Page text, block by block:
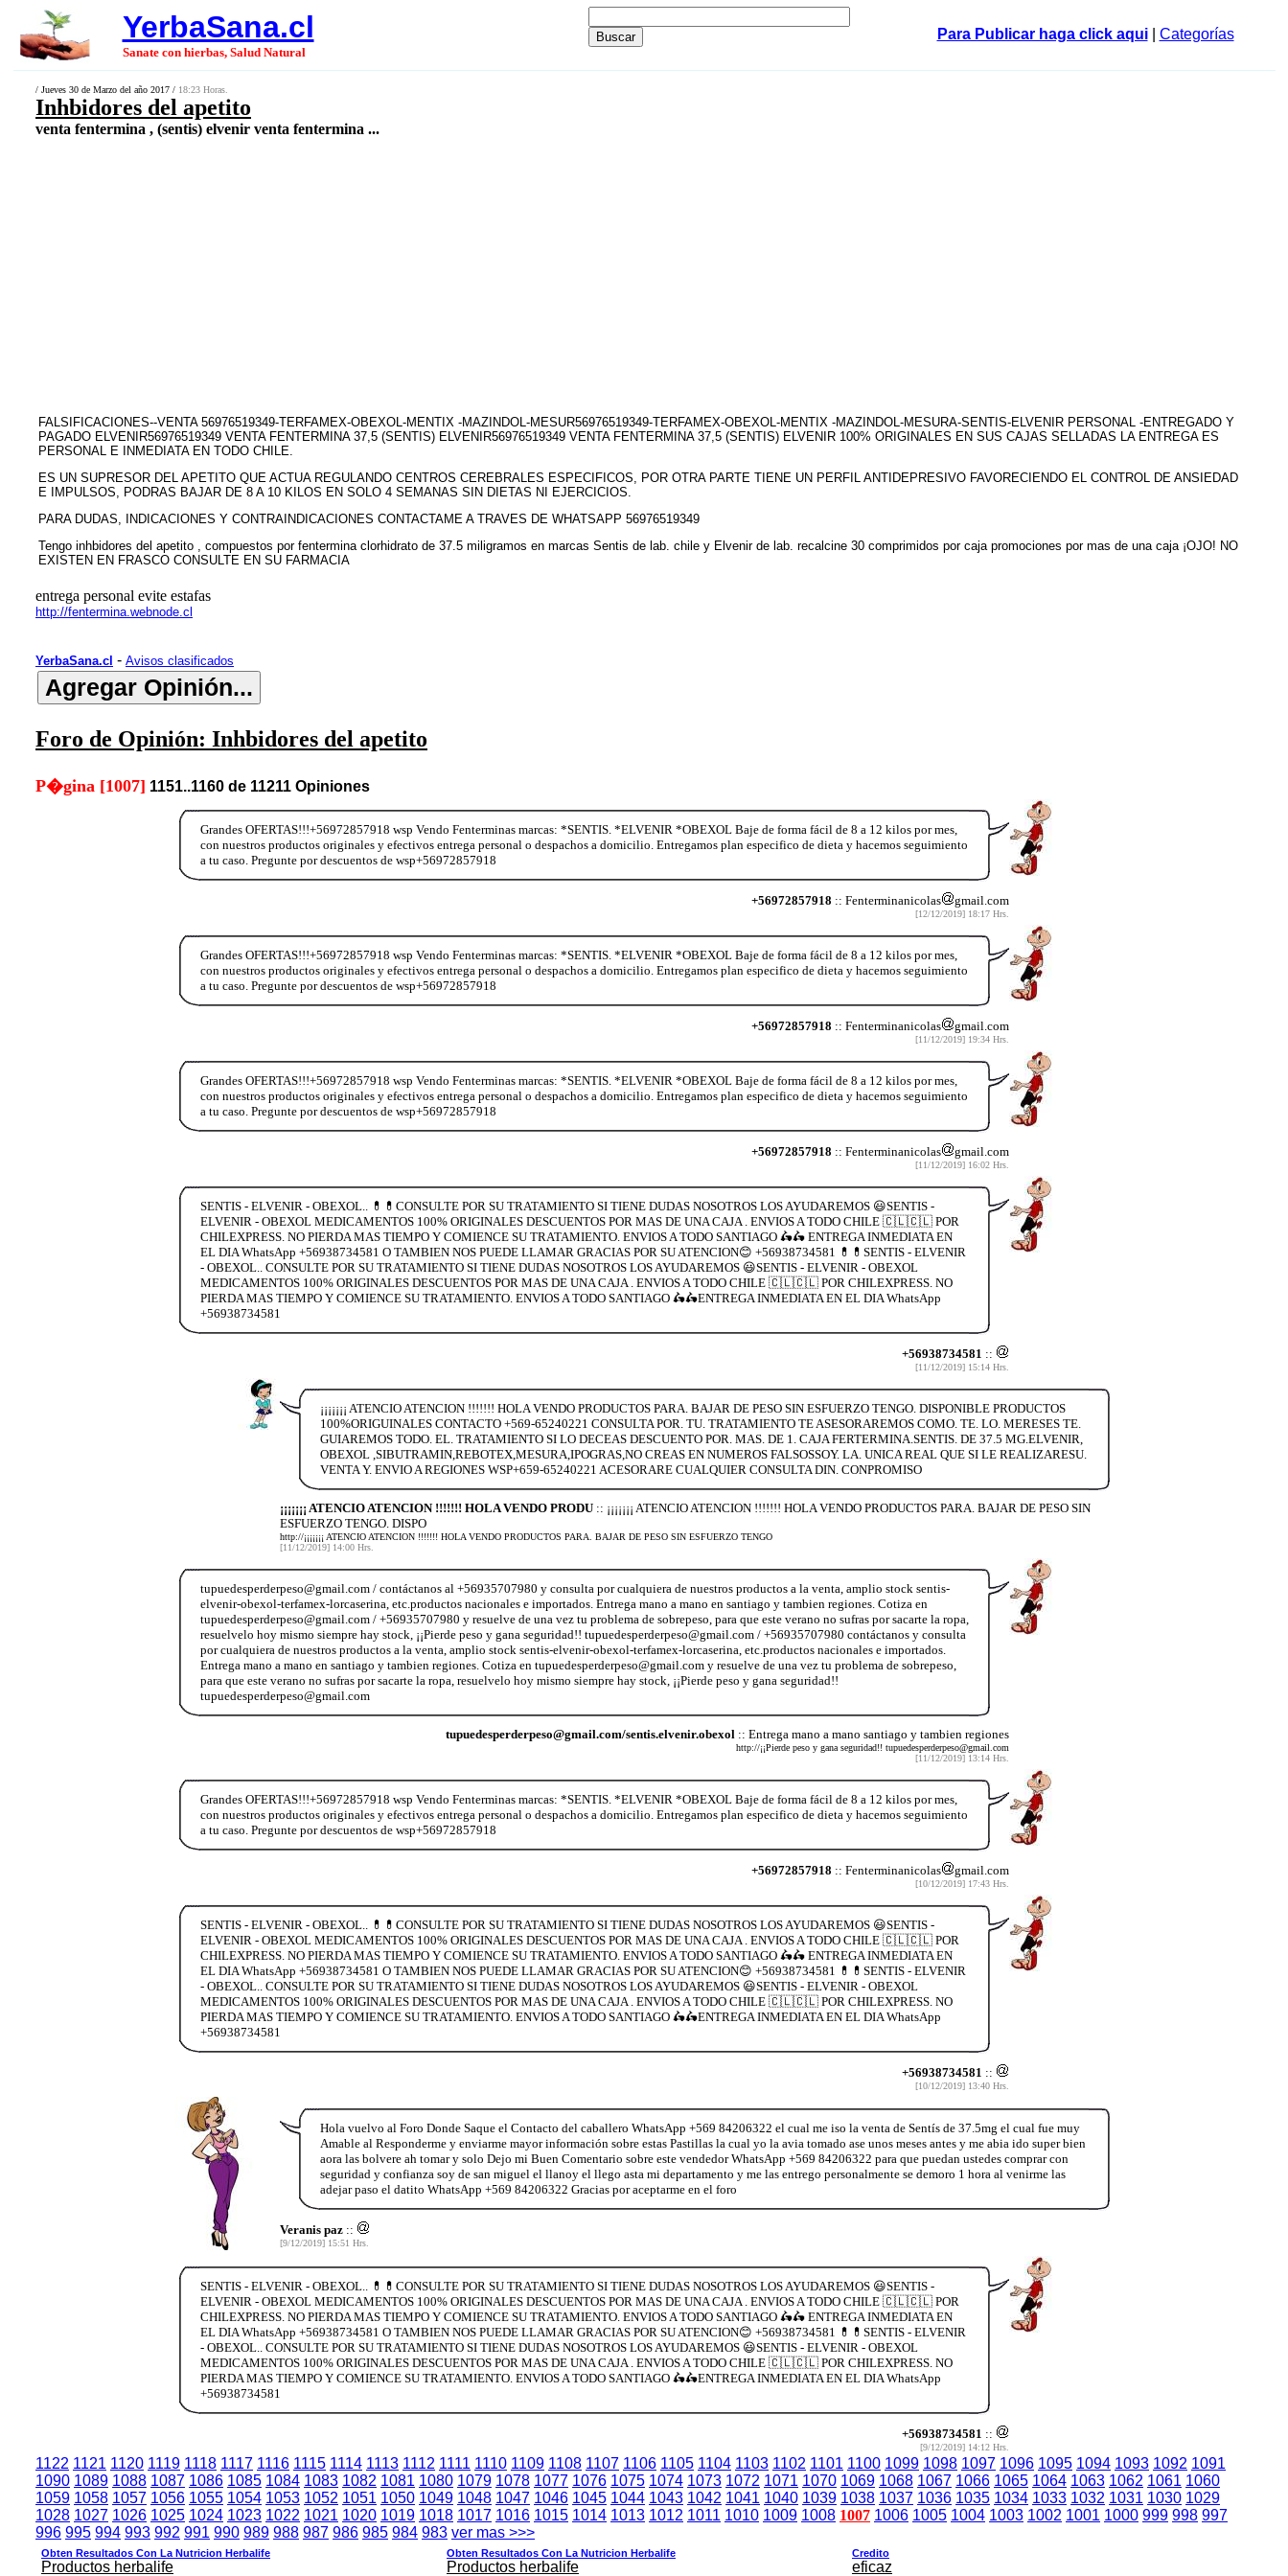
YerbaSana.cl
Sanate con hierbas, Salud Natural
Para Publicar haga click aqui| Categorías
/ Jueves 30 de Marzo del año 2017 / 18:23 Horas.
Inhbidores del apetito
venta fentermina , (sentis) elvenir venta fentermina ...
FALSIFICACIONES--VENTA 56976519349-TERFAMEX-OBEXOL-MENTIX -MAZINDOL-MESUR56976519349-TERFAMEX-OBEXOL-MENTIX -MAZINDOL-MESURA-SENTIS-ELVENIR PERSONAL -ENTREGADO Y
PAGADO ELVENIR56976519349 VENTA FENTERMINA 37,5 (SENTIS) ELVENIR56976519349 VENTA FENTERMINA 37,5 (SENTIS) ELVENIR 100% ORIGINALES EN SUS CAJAS SELLADAS LA ENTREGA ES
PERSONAL E INMEDIATA EN TODO CHILE.
ES UN SUPRESOR DEL APETITO QUE ACTUA REGULANDO CENTROS CEREBRALES ESPECIFICOS, POR OTRA PARTE TIENE UN PERFIL ANTIDEPRESIVO FAVORECIENDO EL CONTROL DE ANSIEDAD
E IMPULSOS, PODRAS BAJAR DE 8 A 10 KILOS EN SOLO 4 SEMANAS SIN DIETAS NI EJERCICIOS.
PARA DUDAS, INDICACIONES Y CONTRAINDICACIONES CONTACTAME A TRAVES DE WHATSAPP 56976519349
Tengo inhbidores del apetito , compuestos por fentermina clorhidrato de 37.5 miligramos en marcas Sentis de lab. chile y Elvenir de lab. recalcine 30 comprimidos por caja promociones por mas de una caja ¡OJO! NO
EXISTEN EN FRASCO CONSULTE EN SU FARMACIA
entrega personal evite estafas
http://fentermina.webnode.cl
YerbaSana.cl - Avisos clasificados
Foro de Opinión: Inhbidores del apetito
P�gina [1007] 1151..1160 de 11211 Opiniones
Grandes OFERTAS!!!+56972857918 wsp Vendo Fenterminas marcas: *SENTIS. *ELVENIR *OBEXOL Baje de forma fácil de 8 a 12 kilos por mes,
con nuestros productos originales y efectivos entrega personal o despachos a domicilio. Entregamos plan especifico de dieta y hacemos seguimiento
a tu caso. Pregunte por descuentos de wsp+56972857918
+56972857918 :: Fenterminanicolas gmail.com
[12/12/2019] 18:17 Hrs.
Grandes OFERTAS!!!+56972857918 wsp Vendo Fenterminas marcas: *SENTIS. *ELVENIR *OBEXOL Baje de forma fácil de 8 a 12 kilos por mes,
con nuestros productos originales y efectivos entrega personal o despachos a domicilio. Entregamos plan especifico de dieta y hacemos seguimiento
a tu caso. Pregunte por descuentos de wsp+56972857918
+56972857918 :: Fenterminanicolas gmail.com
[11/12/2019] 19:34 Hrs.
Grandes OFERTAS!!!+56972857918 wsp Vendo Fenterminas marcas: *SENTIS. *ELVENIR *OBEXOL Baje de forma fácil de 8 a 12 kilos por mes,
con nuestros productos originales y efectivos entrega personal o despachos a domicilio. Entregamos plan especifico de dieta y hacemos seguimiento
a tu caso. Pregunte por descuentos de wsp+56972857918
+56972857918 :: Fenterminanicolas gmail.com
[11/12/2019] 16:02 Hrs.
SENTIS - ELVENIR - OBEXOL.. 💊💊CONSULTE POR SU TRATAMIENTO SI TIENE DUDAS NOSOTROS LOS AYUDAREMOS 😃SENTIS -
ELVENIR - OBEXOL MEDICAMENTOS 100% ORIGINALES DESCUENTOS POR MAS DE UNA CAJA . ENVIOS A TODO CHILE 🇨🇱🇨🇱 POR
CHILEXPRESS. NO PIERDA MAS TIEMPO Y COMIENCE SU TRATAMIENTO. ENVIOS A TODO SANTIAGO 🛵🛵 ENTREGA INMEDIATA EN
EL DIA WhatsApp +56938734581 O TAMBIEN NOS PUEDE LLAMAR GRACIAS POR SU ATENCION😊 +56938734581 💊💊SENTIS - ELVENIR
- OBEXOL.. CONSULTE POR SU TRATAMIENTO SI TIENE DUDAS NOSOTROS LOS AYUDAREMOS 😃SENTIS - ELVENIR - OBEXOL
MEDICAMENTOS 100% ORIGINALES DESCUENTOS POR MAS DE UNA CAJA . ENVIOS A TODO CHILE 🇨🇱🇨🇱 POR CHILEXPRESS. NO
PIERDA MAS TIEMPO Y COMIENCE SU TRATAMIENTO. ENVIOS A TODO SANTIAGO 🛵🛵ENTREGA INMEDIATA EN EL DIA WhatsApp
+56938734581
+56938734581 ::
[11/12/2019] 15:14 Hrs.
¡¡¡¡¡¡¡ ATENCIO ATENCION !!!!!!! HOLA VENDO PRODUCTOS PARA. BAJAR DE PESO SIN ESFUERZO TENGO. DISPONIBLE PRODUCTOS
100%ORIGUINALES CONTACTO +569-65240221 CONSULTA POR. TU. TRATAMIENTO TE ASESORAREMOS COMO. TE. LO. MERESES TE.
GUIAREMOS TODO. EL. TRATAMIENTO SI LO DECEAS DESCUENTO POR. MAS. DE 1. CAJA FERTERMINA.SENTIS. DE 37.5 MG.ELVENIR,
OBEXOL ,SIBUTRAMIN,REBOTEX,MESURA,IPOGRAS,NO CREAS EN NUMEROS FALSOSSOY. LA. UNICA REAL QUE SI LE REALIZARESU.
VENTA Y. ENVIO A REGIONES WSP+659-65240221 ACESORARE CUALQUIER CONSULTA DIN. CONPROMISO
¡¡¡¡¡¡¡ ATENCIO ATENCION !!!!!!! HOLA VENDO PRODU:: ¡¡¡¡¡¡¡ ATENCIO ATENCION !!!!!!! HOLA VENDO PRODUCTOS PARA. BAJAR DE PESO SIN
ESFUERZO TENGO. DISPO
http://¡¡¡¡¡¡¡ ATENCIO ATENCION !!!!!!! HOLA VENDO PRODUCTOS PARA. BAJAR DE PESO SIN ESFUERZO TENGO
[11/12/2019] 14:00 Hrs.
tupuedesperderpeso@gmail.com / contáctanos al +56935707980 y consulta por cualquiera de nuestros productos a la venta, amplio stock sentis-
elvenir-obexol-terfamex-lorcaserina, etc.productos nacionales e importados. Entrega mano a mano en santiago y tambien regiones. Cotiza en
tupuedesperderpeso@gmail.com / +56935707980 y resuelve de una vez tu problema de sobrepeso, para que este verano no sufras por sacarte la ropa,
resuelvelo hoy mismo siempre hay stock, ¡¡Pierde peso y gana seguridad!! tupuedesperderpeso@gmail.com / +56935707980 contáctanos y consulta
por cualquiera de nuestros productos a la venta, amplio stock sentis-elvenir-obexol-terfamex-lorcaserina, etc.productos nacionales e importados.
Entrega mano a mano en santiago y tambien regiones. Cotiza en tupuedesperderpeso@gmail.com y resuelve de una vez tu problema de sobrepeso,
para que este verano no sufras por sacarte la ropa, resuelvelo hoy mismo siempre hay stock, ¡¡Pierde peso y gana seguridad!!
tupuedesperderpeso@gmail.com
tupuedesperderpeso@gmail.com/sentis.elvenir.obexol :: Entrega mano a mano santiago y tambien regiones
http://¡¡Pierde peso y gana seguridad!! tupuedesperderpeso@gmail.com
[11/12/2019] 13:14 Hrs.
Grandes OFERTAS!!!+56972857918 wsp Vendo Fenterminas marcas: *SENTIS. *ELVENIR *OBEXOL Baje de forma fácil de 8 a 12 kilos por mes,
con nuestros productos originales y efectivos entrega personal o despachos a domicilio. Entregamos plan especifico de dieta y hacemos seguimiento
a tu caso. Pregunte por descuentos de wsp+56972857918
+56972857918 :: Fenterminanicolas gmail.com
[10/12/2019] 17:43 Hrs.
SENTIS - ELVENIR - OBEXOL.. 💊💊CONSULTE POR SU TRATAMIENTO SI TIENE DUDAS NOSOTROS LOS AYUDAREMOS 😃SENTIS -
ELVENIR - OBEXOL MEDICAMENTOS 100% ORIGINALES DESCUENTOS POR MAS DE UNA CAJA . ENVIOS A TODO CHILE 🇨🇱🇨🇱 POR
CHILEXPRESS. NO PIERDA MAS TIEMPO Y COMIENCE SU TRATAMIENTO. ENVIOS A TODO SANTIAGO 🛵🛵 ENTREGA INMEDIATA EN
EL DIA WhatsApp +56938734581 O TAMBIEN NOS PUEDE LLAMAR GRACIAS POR SU ATENCION😊 +56938734581 💊💊SENTIS - ELVENIR
- OBEXOL.. CONSULTE POR SU TRATAMIENTO SI TIENE DUDAS NOSOTROS LOS AYUDAREMOS 😃SENTIS - ELVENIR - OBEXOL
MEDICAMENTOS 100% ORIGINALES DESCUENTOS POR MAS DE UNA CAJA . ENVIOS A TODO CHILE 🇨🇱🇨🇱 POR CHILEXPRESS. NO
PIERDA MAS TIEMPO Y COMIENCE SU TRATAMIENTO. ENVIOS A TODO SANTIAGO 🛵🛵ENTREGA INMEDIATA EN EL DIA WhatsApp
+56938734581
+56938734581 ::
[10/12/2019] 13:40 Hrs.
Hola vuelvo al Foro Donde Saque el Contacto del caballero WhatsApp +569 84206322 el cual me iso la venta de Sentís de 37.5mg el cual fue muy
Amable al Responderme y enviarme mayor información sobre estas Pastillas la cual yo la avia tomado ase unos meses antes y me abia ido super bien
aora las bolvere ah tomar y solo Dejo mi Buen Comentario sobre este vendedor WhatsApp +569 84206322 para que puedan ustedes comprar con
seguridad y confianza soy de san miguel el llanoy el llego asta mi departamento y me las entrego personalmente se demoro 1 hora al venirme las
adejar paso el datito WhatsApp +569 84206322 Gracias por aceptarme en el foro
Veranis paz::
[9/12/2019] 15:51 Hrs.
SENTIS - ELVENIR - OBEXOL.. 💊💊CONSULTE POR SU TRATAMIENTO SI TIENE DUDAS NOSOTROS LOS AYUDAREMOS 😃SENTIS -
ELVENIR - OBEXOL MEDICAMENTOS 100% ORIGINALES DESCUENTOS POR MAS DE UNA CAJA . ENVIOS A TODO CHILE 🇨🇱🇨🇱 POR
CHILEXPRESS. NO PIERDA MAS TIEMPO Y COMIENCE SU TRATAMIENTO. ENVIOS A TODO SANTIAGO 🛵🛵 ENTREGA INMEDIATA EN
EL DIA WhatsApp +56938734581 O TAMBIEN NOS PUEDE LLAMAR GRACIAS POR SU ATENCION😊 +56938734581 💊💊SENTIS - ELVENIR
- OBEXOL.. CONSULTE POR SU TRATAMIENTO SI TIENE DUDAS NOSOTROS LOS AYUDAREMOS 😃SENTIS - ELVENIR - OBEXOL
MEDICAMENTOS 100% ORIGINALES DESCUENTOS POR MAS DE UNA CAJA . ENVIOS A TODO CHILE 🇨🇱🇨🇱 POR CHILEXPRESS. NO
PIERDA MAS TIEMPO Y COMIENCE SU TRATAMIENTO. ENVIOS A TODO SANTIAGO 🛵🛵ENTREGA INMEDIATA EN EL DIA WhatsApp
+56938734581
+56938734581 ::
[9/12/2019] 14:12 Hrs.
1122 1121 1120 1119 1118 1117 1116 1115 1114 1113 1112 1111 1110 1109 1108 1107 1106 1105 1104 1103 1102 1101 1100 1099 1098 1097 1096 1095 1094 1093 1092 1091
1090 1089 1088 1087 1086 1085 1084 1083 1082 1081 1080 1079 1078 1077 1076 1075 1074 1073 1072 1071 1070 1069 1068 1067 1066 1065 1064 1063 1062 1061 1060
1059 1058 1057 1056 1055 1054 1053 1052 1051 1050 1049 1048 1047 1046 1045 1044 1043 1042 1041 1040 1039 1038 1037 1036 1035 1034 1033 1032 1031 1030 1029
1028 1027 1026 1025 1024 1023 1022 1021 1020 1019 1018 1017 1016 1015 1014 1013 1012 1011 1010 1009 1008 1007 1006 1005 1004 1003 1002 1001 1000 999 998 997
996 995 994 993 992 991 990 989 988 987 986 985 984 983 ver mas >>>
Obten Resultados Con La Nutricion Herbalife
Productos herbalife
Obten Resultados Con La Nutricion Herbalife
Productos herbalife
Credito
eficaz